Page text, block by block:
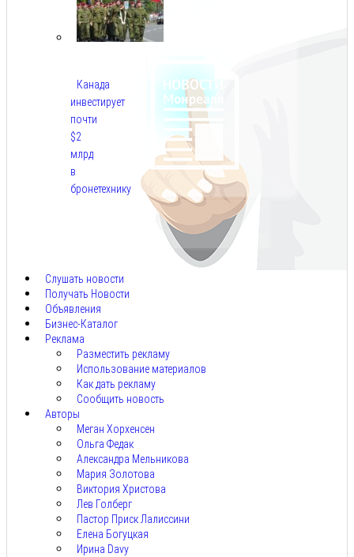
Канада
инвестирует
почти
$2
млрд
в
бронетехнику
Слушать новости
Получать Новости
Объявления
Бизнес-Каталог
Реклама
Разместить рекламу
Использование материалов
Как дать рекламу
Сообщить новость
Авторы
Меган Хорхенсен
Ольга Федак
Александра Мельникова
Мария Золотова
Виктория Христова
Лев Голберг
Пастор Приск Лалиссини
Елена Богуцкая
Ирина Davy